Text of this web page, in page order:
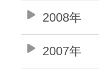
2008年
2007年